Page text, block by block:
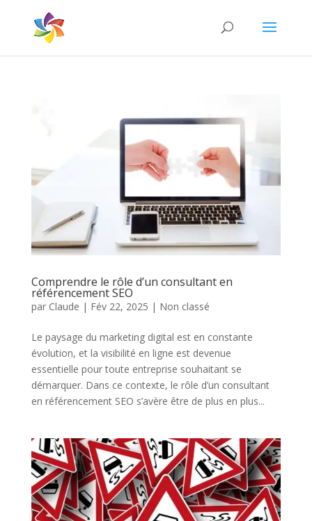
Comprendre le rôle d’un consultant en
référencement SEO
par Claude | Fév 22, 2025 | Non classé
Le paysage du marketing digital est en constante
évolution, et la visibilité en ligne est devenue
essentielle pour toute entreprise souhaitant se
démarquer. Dans ce contexte, le rôle d’un consultant
en référencement SEO s’avère être de plus en plus...